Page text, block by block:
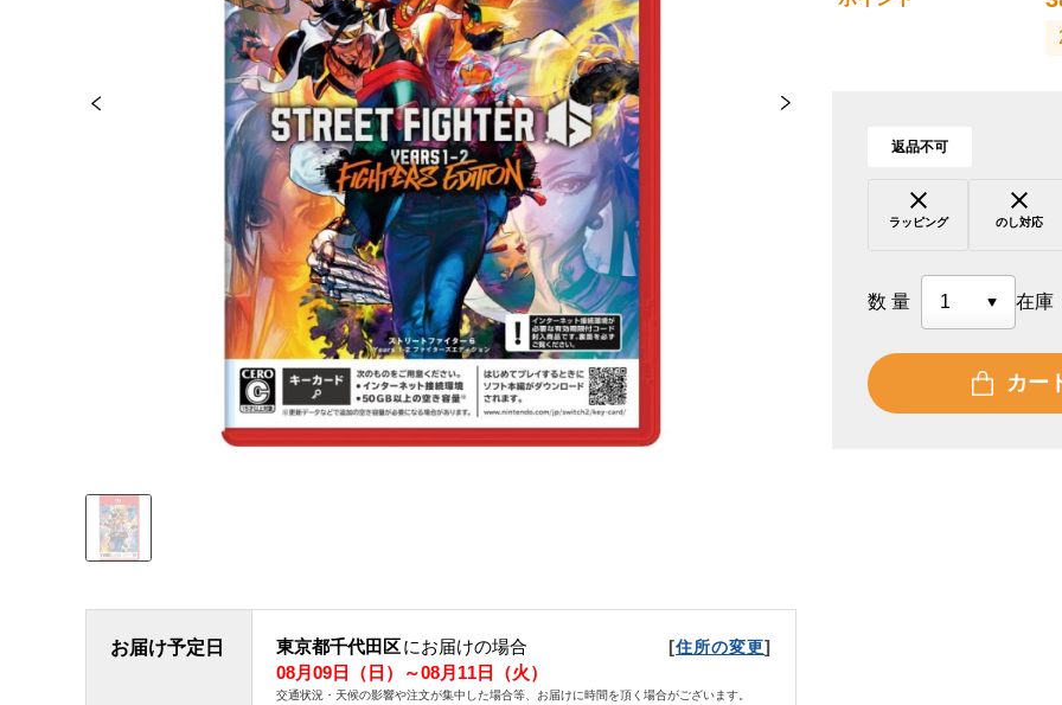
お届け予定日 東京都千代田区にお届けの場合 [住所の変更]
08月09日（日）～08月11日（火）
交通状況・天候の影響や注文が集中した場合等、お届けに時間を頂く場合がございます。
返品不可
ラッピング のし対応
数量 在庫
カー